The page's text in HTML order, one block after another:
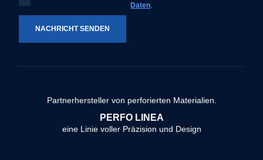
stimme
der
Verarbeitungmeiner
Daten.
Daten
NACHRICHT SENDEN
nicht
werden
Partnerhersteller von perforierten Materialien.
PERFO LINEA
eine Linie voller Präzision und Design